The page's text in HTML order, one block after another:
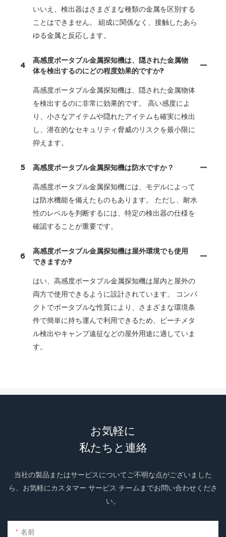
いいえ、検出器はさまざまな種類の金属を区別する
ことはできません。 組成に関係なく、接触したあら
ゆる金属と反応します。
4
高感度ポータブル金属探知機は、隠された金属物
体を検出するのにどの程度効果的ですか?
高感度ポータブル金属探知機は、隠された金属物体
を検出するのに非常に効果的です。 高い感度によ
り、小さなアイテムや隠れたアイテムも確実に検出
し、潜在的なセキュリティ脅威のリスクを最小限に
抑えます。
5 高感度ポータブル金属探知機は防水ですか？
高感度ポータブル金属探知機には、モデルによって
は防水機能を備えたものもあります。 ただし、耐水
性のレベルを判断するには、特定の検出器の仕様を
確認することが重要です。
6
高感度ポータブル金属探知機は屋外環境でも使用
できますか?
はい、高感度ポータブル金属探知機は屋内と屋外の
両方で使用できるように設計されています。 コンパ
クトでポータブルな性質により、さまざまな環境条
件で簡単に持ち運んで利用できるため、ビーチメタ
ル検出やキャンプ遠征などの屋外用途に適していま
す。
お気軽に
私たちと連絡
当社の製品またはサービスについてご不明な点がございました
ら、お気軽にカスタマー サービス チームまでお問い合わせくださ
い。
名前